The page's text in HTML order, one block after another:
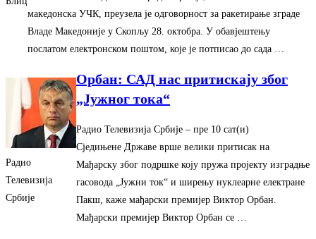
македонска УЧК, преузела је одговорност за ракетирање зграде
Владе Македоније у Скопљу 28. октобра. У обавјештењу
послатом електронском поштом, које је потписао до сада …
Радио
Телевизија
Србије
Орбан: САД нас притискају због
„Јужног тока“
Радио Телевизија Србије – ‎пре 10 сат(и)‎
Сједињене Државе врше велики притисак на
Мађарску због подршке коју пружа пројекту изградње
гасовода „Јужни ток“ и ширењу нуклеарне електране
Пакш, каже мађарски премијер Виктор Орбан.
Мађарски премијер Виктор Орбан се …